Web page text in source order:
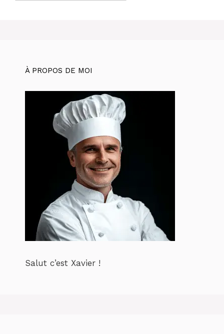
À PROPOS DE MOI
Salut c’est Xavier !